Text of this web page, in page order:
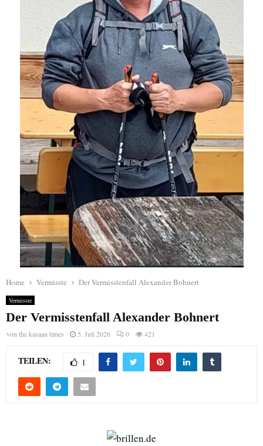
Home Vermisste Der Vermisstenfall Alexander Bohnert
Vermisste
Der Vermisstenfall Alexander Bohnert
von the kasaan times 5. Juli 2026 0 421
TEILEN: 1